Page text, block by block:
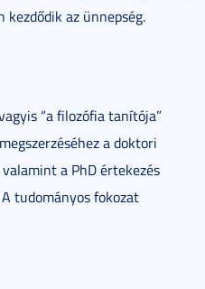
kezdődik az ünnepség.
“a filozófia tanítója”
a doktori
a PhD értekezés
tudományos fokozat